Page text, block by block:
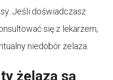
Jeśli doświadczasz
się z lekarzem,
niedobór żelaza.
żelaza są